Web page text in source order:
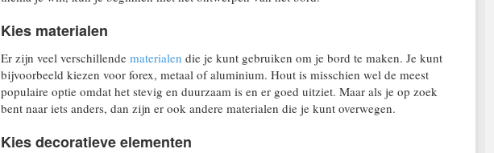
Kies materialen
Er zijn veel verschillende materialen die je kunt gebruiken om je bord te maken. Je kunt
bijvoorbeeld kiezen voor forex, metaal of aluminium. Hout is misschien wel de meest
populaire optie omdat het stevig en duurzaam is en er goed uitziet. Maar als je op zoek
bent naar iets anders, dan zijn er ook andere materialen die je kunt overwegen.
Kies decoratieve elementen